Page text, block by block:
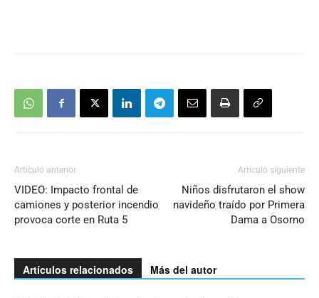
Artículo anterior
VIDEO: Impacto frontal de
camiones y posterior incendio
provoca corte en Ruta 5
Artículo siguiente
Niños disfrutaron el show
navideño traído por Primera
Dama a Osorno
Artículos relacionados Más del autor